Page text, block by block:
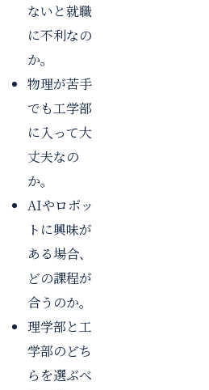
ないと就職
に不利なの
か。
物理が苦手
でも工学部
に入って大
丈夫なの
か。
AIやロボッ
トに興味が
ある場合、
どの課程が
合うのか。
理学部と工
学部のどち
らを選ぶべ